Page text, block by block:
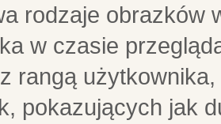
rodzaje obrazków
w czasie
rangą
pokazujących jak